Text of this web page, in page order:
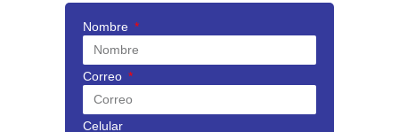
Nombre
Correo
Celular